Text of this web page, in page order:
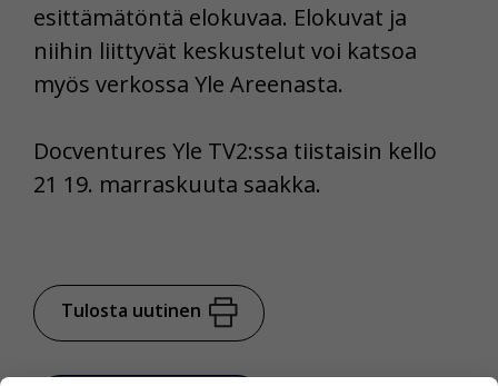
esittämätöntä elokuvaa. Elokuvat ja
niihin liittyvät keskustelut voi katsoa
myös verkossa Yle Areenasta.
Docventures Yle TV2:ssa tiistaisin kello
21 19. marraskuuta saakka.
Tulosta uutinen